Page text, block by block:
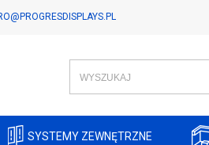
SYSTEMY ZEWNĘTRZNE